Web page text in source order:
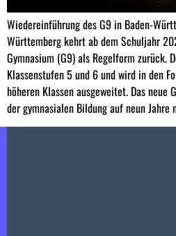
Wiedereinführung des G9 in Baden-
Württemberg kehrt ab dem Schuljahr
Gymnasium (G9) als Regelform zurück.
Klassenstufen 5 und 6 und wird in den
höheren Klassen ausgeweitet. Das
der gymnasialen Bildung auf neun